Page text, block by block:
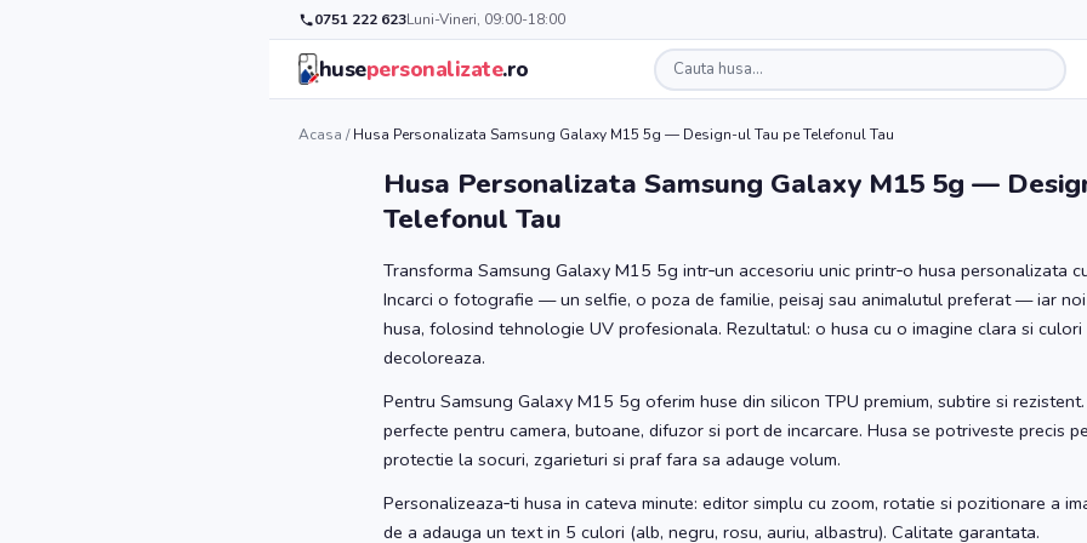
0751 222 623Luni-Vineri, 09:00-18:00
husepersonalizate.ro
Acasa /Husa Personalizata Samsung Galaxy M15 5g — Design-ul Tau pe Telefonul Tau
Husa Personalizata Samsung Galaxy M15 5g —
Telefonul Tau
Transforma Samsung Galaxy M15 5g intr‑un accesoriu unic printr‑o husa personalizata
Incarci o fotografie — un selfie, o poza de familie, peisaj sau animalutul preferat — iar
husa, folosind tehnologie UV profesionala. Rezultatul: o husa cu o imagine clara si culori
decoloreaza.
Pentru Samsung Galaxy M15 5g oferim huse din silicon TPU premium, subtire si
perfecte pentru camera, butoane, difuzor si port de incarcare. Husa se potriveste precis
protectie la socuri, zgarieturi si praf fara sa adauge volum.
Personalizeaza‑ti husa in cateva minute: editor simplu cu zoom, rotatie si pozitionare a
de a adauga un text in 5 culori (alb, negru, rosu, auriu, albastru). Calitate garantata.